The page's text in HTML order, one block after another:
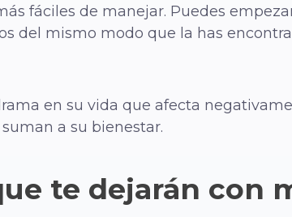
fáciles de manejar. Puedes
del mismo modo que la has
en su vida que afecta
a su bienestar.
te dejarán con